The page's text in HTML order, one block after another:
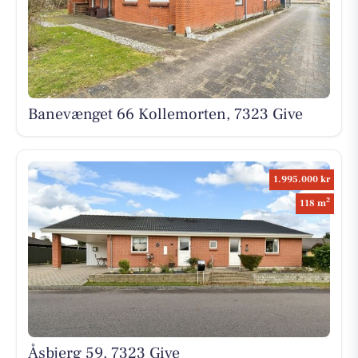
Banevænget 66 Kollemorten, 7323 Give
1.995.000 kr
118 m2
Åsbjerg 59, 7323 Give